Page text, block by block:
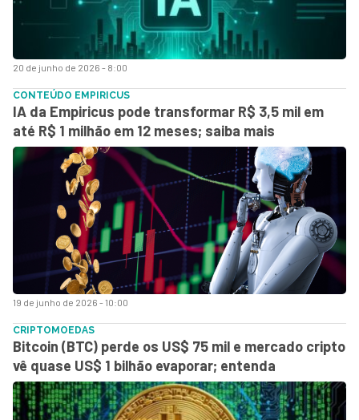
20 de junho de 2026 - 8:00
19 de junho de 2026 - 10:00
CONTEÚDO EMPIRICUS
IA da Empiricus pode transformar R$ 3,5 mil em
até R$ 1 milhão em 12 meses; saiba mais
CRIPTOMOEDAS
Bitcoin (BTC) perde os US$ 75 mil e mercado cripto
vê quase US$ 1 bilhão evaporar; entenda